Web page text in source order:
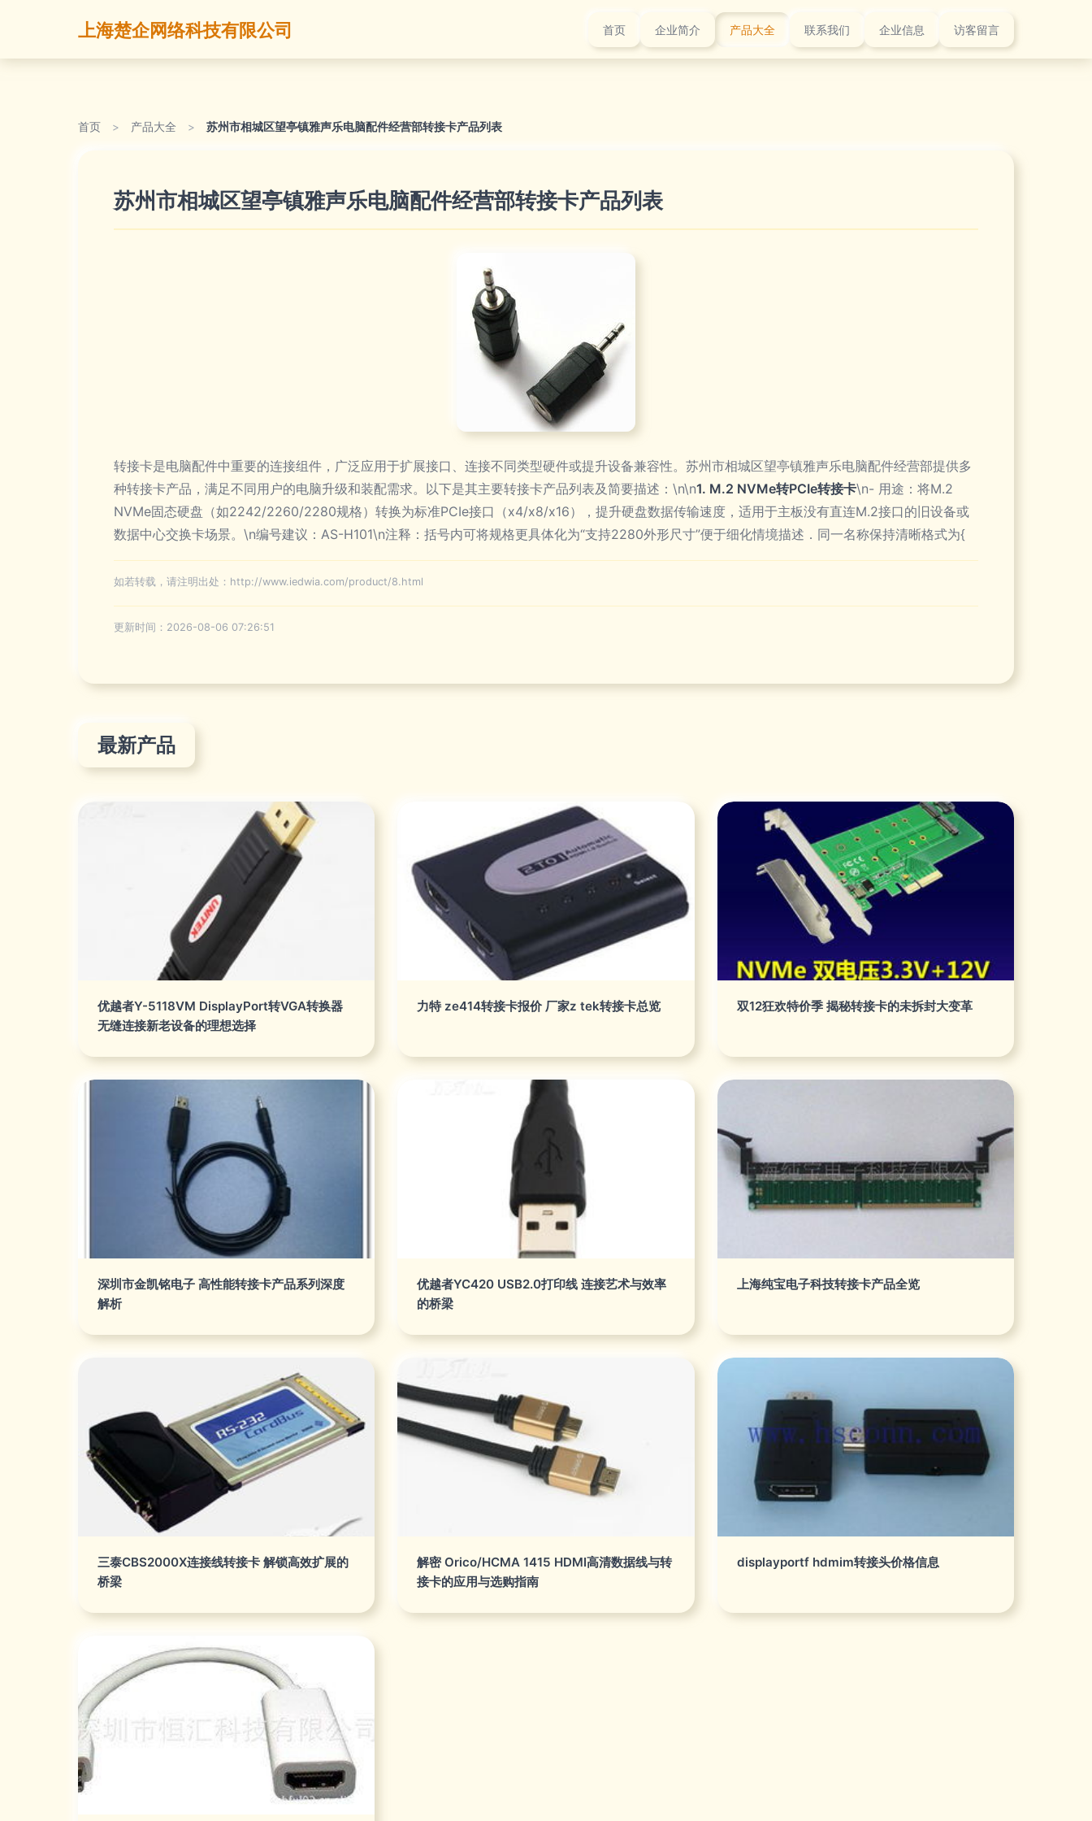
上海楚企网络科技有限公司 首页 企业简介 产品大全 联系我们 企业信息 访客留言
首页 > 产品大全 > 苏州市相城区望亭镇雅声乐电脑配件经营部转接卡产品列表
苏州市相城区望亭镇雅声乐电脑配件经营部转接卡产品列表
转接卡是电脑配件中重要的连接组件，广泛应用于扩展接口、连接不同类型硬件或提升设备兼容性。苏州市相城区望亭镇雅声乐电脑配件经营部提供多
种转接卡产品，满足不同用户的电脑升级和装配需求。以下是其主要转接卡产品列表及简要描述：\n\n1. M.2 NVMe转PCIe转接卡\n- 用途：将M.2
NVMe固态硬盘（如2242/2260/2280规格）转换为标准PCIe接口（x4/x8/x16），提升硬盘数据传输速度，适用于主板没有直连M.2接口的旧设备或
数据中心交换卡场景。\n编号建议：AS-H101\n注释：括号内可将规格更具体化为“支持2280外形尺寸”便于细化情境描述．同一名称保持清晰格式为{
如若转载，请注明出处：http://www.iedwia.com/product/8.html
更新时间：2026-08-06 07:26:51
最新产品
优越者Y-5118VM DisplayPort转VGA转换器
无缝连接新老设备的理想选择
力特 ze414转接卡报价 厂家z tek转接卡总览 双12狂欢特价季 揭秘转接卡的未拆封大变革
深圳市金凯铭电子 高性能转接卡产品系列深度
解析
优越者YC420 USB2.0打印线 连接艺术与效率
的桥梁
上海纯宝电子科技转接卡产品全览
三泰CBS2000X连接线转接卡 解锁高效扩展的
桥梁
解密 Orico/HCMA 1415 HDMI高清数据线与转
接卡的应用与选购指南
displayportf hdmim转接头价格信息